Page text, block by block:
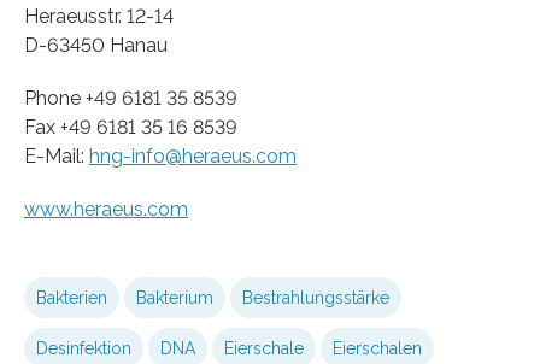
Heraeusstr. 12-14
D-63450 Hanau
Phone +49 6181 35 8539
Fax +49 6181 35 16 8539
E-Mail: hng-info@heraeus.com
www.heraeus.com
Bakterien Bakterium Bestrahlungsstärke
Desinfektion DNA Eierschale Eierschalen